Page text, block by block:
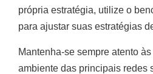
própria estratégia, utilize o
para ajustar suas estratégias
Mantenha-se sempre atento
ambiente das principais redes